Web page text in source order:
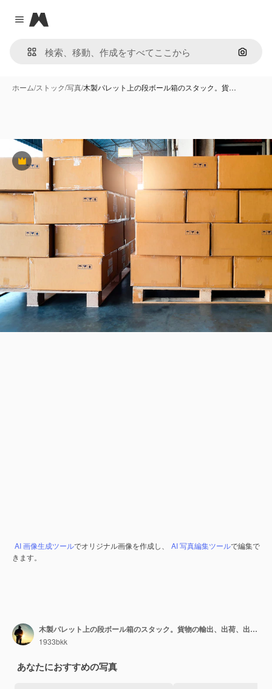
Close menu
Magnific
画像で
ホーム/ストック/写真/木製パレット上の段ボール箱のスタック。貨…
Premium
AI 画像生成ツールでオリジナル画像を作成し、 AI 写真編集ツールで編集で
きます。
木製パレット上の段ボール箱のスタック。貨物の輸出、出荷、出荷倉庫。
1933bkk
あなたにおすすめの写真